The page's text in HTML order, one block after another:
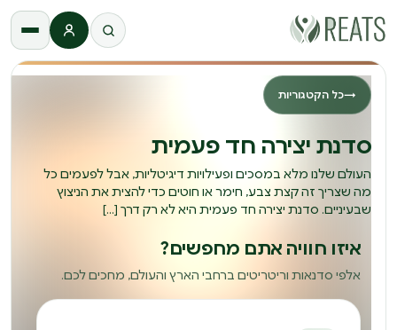
התחברות
→כל הקטגוריות
סדנת יצירה חד פעמית
העולם שלנו מלא במסכים ופעילויות דיגיטליות, אבל לפעמים כל
מה שצריך זה קצת צבע, חימר או חוטים כדי להצית את הניצוץ
שבעיניים. סדנת יצירה חד פעמית היא לא רק דרך […]
איזו חוויה אתם מחפשים?
אלפי סדנאות וריטריטים ברחבי הארץ והעולם, מחכים לכם.